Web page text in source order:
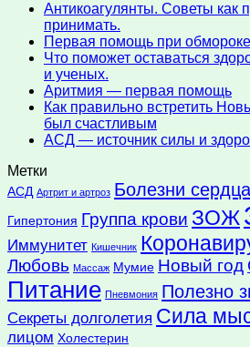
Антикоагулянты. Советы как
принимать.
Первая помощь при обмороке
Что поможет оставаться
и ученых.
Аритмия — первая помощь
Как правильно встретить
был счастливым
АСД — источник силы и
Метки
АСД Артрит и артроз Болезни сердца
Гипертония Группа крови ЗОЖ
Иммунитет Кишечник
Любовь Массаж Мумие Новый год
Питание Пневмония Полезно
Секреты долголетия Сила
лицом Холестерин